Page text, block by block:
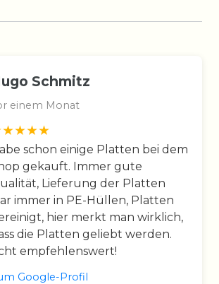
Schmitz
einem Monat
schon einige Platten bei dem
gekauft. Immer gute
Lieferung der Platten
immer in PE-Hüllen, Platten
hier merkt man wirklich,
die Platten geliebt werden.
empfehlenswert!
Google-Profil